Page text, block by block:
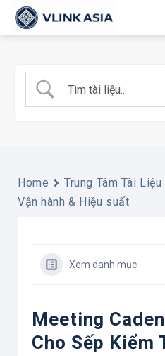
qua
dung
Home Trung Tâm Tài Liệu
Vận hành & Hiệu suất
Xem danh mục
Meeting
Cho Sếp Kiểm